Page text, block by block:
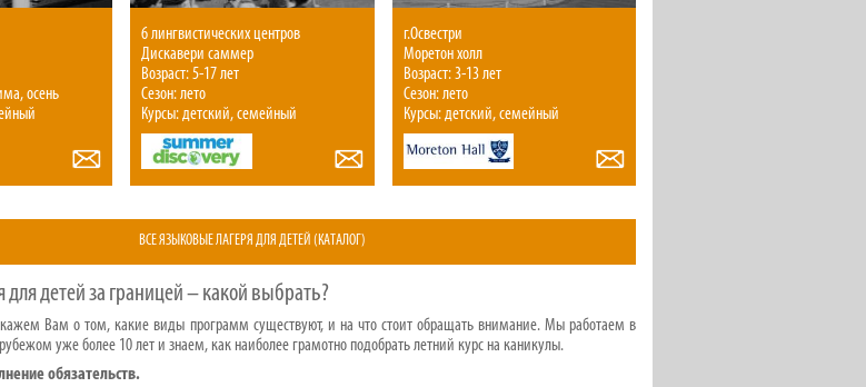
осень
6 лингвистических центров
Дискавери саммер
Возраст: 5-17 лет
Сезон: лето
Курсы: детский, семейный
г.Освестри
Моретон холл
Возраст: 3-13 лет
Сезон: лето
Курсы: детский, семейный
ВСЕ ЯЗЫКОВЫЕ ЛАГЕРЯ ДЛЯ ДЕТЕЙ (КАТАЛОГ)
детей за границей – какой выбрать?
Вам о том, какие виды программ существуют, и на что стоит обращать внимание. Мы работаем в
уже более 10 лет и знаем, как наиболее грамотно подобрать летний курс на каникулы.
обязательств.